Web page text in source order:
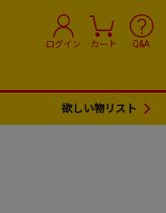
ログイン カート Q&A
欲しい物リスト